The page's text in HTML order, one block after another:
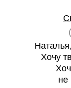
Хочу
не